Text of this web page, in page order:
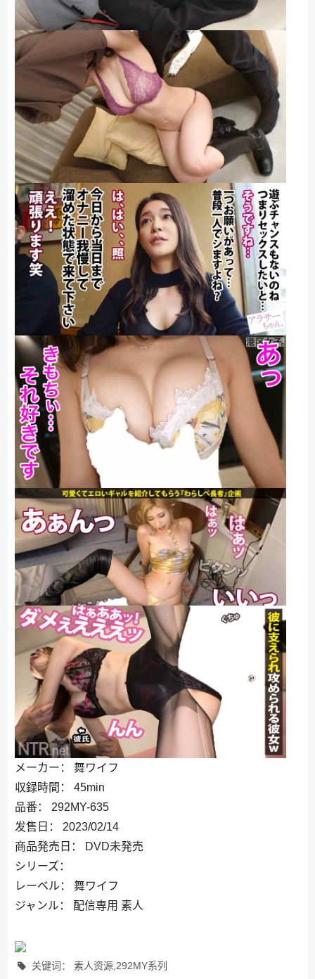
メーカー： 舞ワイフ
収録時間： 45min
品番： 292MY-635
发售日： 2023/02/14
商品発売日： DVD未発売
シリーズ：
レーベル： 舞ワイフ
ジャンル： 配信専用 素人
关键词： 素人资源,292MY系列